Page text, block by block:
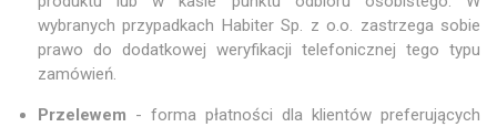
wybranych przypadkach Habiter Sp. z o.o. zastrzega sobie
prawo do dodatkowej weryfikacji telefonicznej tego typu
zamówień.
Przelewem - forma płatności dla klientów preferujących